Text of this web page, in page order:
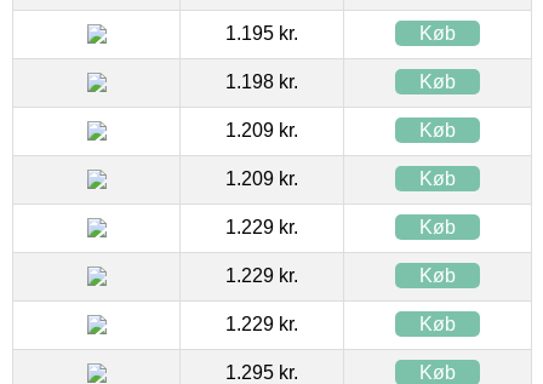
1.195 kr. Køb
1.198 kr. Køb
1.209 kr. Køb
1.209 kr. Køb
1.229 kr. Køb
1.229 kr. Køb
1.229 kr. Køb
1.295 kr. Køb